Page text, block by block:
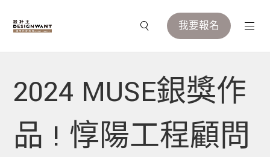
我要報名
2024 MUSE銀獎作
品 ! 惇陽工程顧問